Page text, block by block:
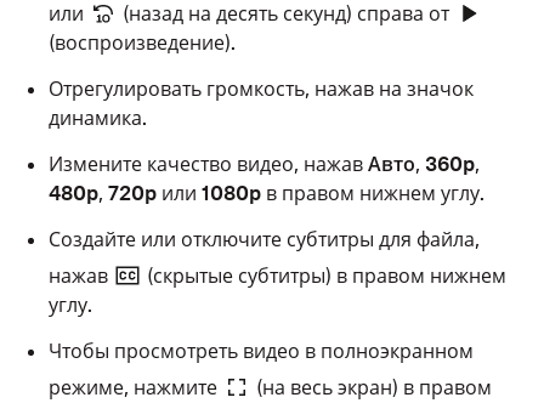
или
(назад на десять секунд) справа от
(воспроизведение).
Отрегулировать громкость, нажав на значок
динамика.
Измените качество видео, нажав Авто, 360p,
480p, 720p или 1080p в правом нижнем углу.
Создайте или отключите субтитры для файла,
нажав
(скрытые субтитры) в правом нижнем
углу.
Чтобы просмотреть видео в полноэкранном
режиме, нажмите
(на весь экран) в правом